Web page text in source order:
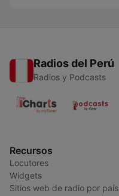
Radios del Perú
Radios y Podcasts
Recursos
Locutores
Widgets
Sitios web de radio por país